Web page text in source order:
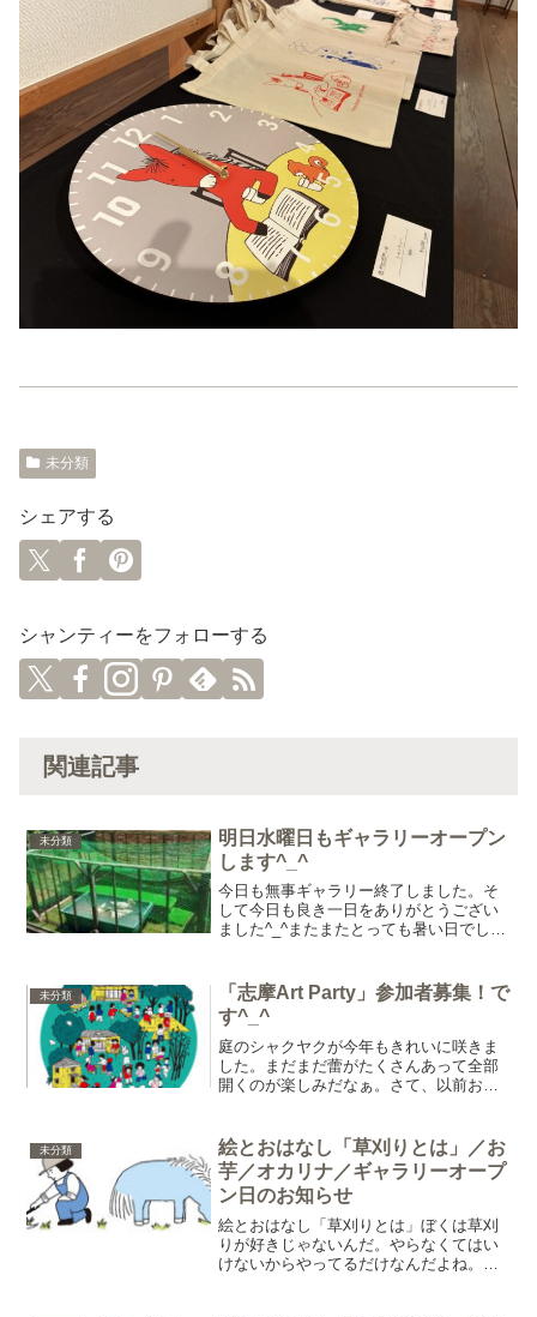
未分類
シェアする
シャンティーをフォローする
関連記事
未分類
明日水曜日もギャラリーオープン
します^_^
今日も無事ギャラリー終了しました。そ
して今日も良き一日をありがとうござい
ました^_^またまたとっても暑い日でした
さん3羽を日光浴と水浴びのためギャラリ
ーのドッグランに連
未分類
「志摩Art Party」参加者募集！で
す^_^
庭のシャクヤクが今年もきれいに咲きま
した。まだまだ蕾がたくさんあって全部
開くのが楽しみだなぁ。さて、以前お話
たは志摩に関係のある方でイラストや漫
画、水彩画、油絵、書、な
未分類
絵とおはなし「草刈りとは」／お
芋／オカリナ／ギャラリーオープ
ン日のお知らせ
絵とおはなし「草刈りとは」ぼくは草刈
りが好きじゃないんだ。やらなくてはい
けないからやってるだけなんだよね。